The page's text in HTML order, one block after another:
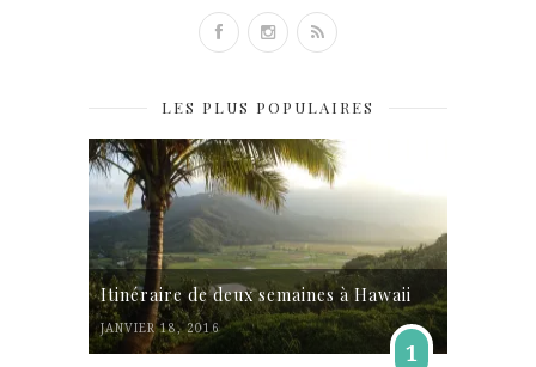
LES PLUS POPULAIRES
Itinéraire de deux semaines à Hawaii
JANVIER 18, 2016
1